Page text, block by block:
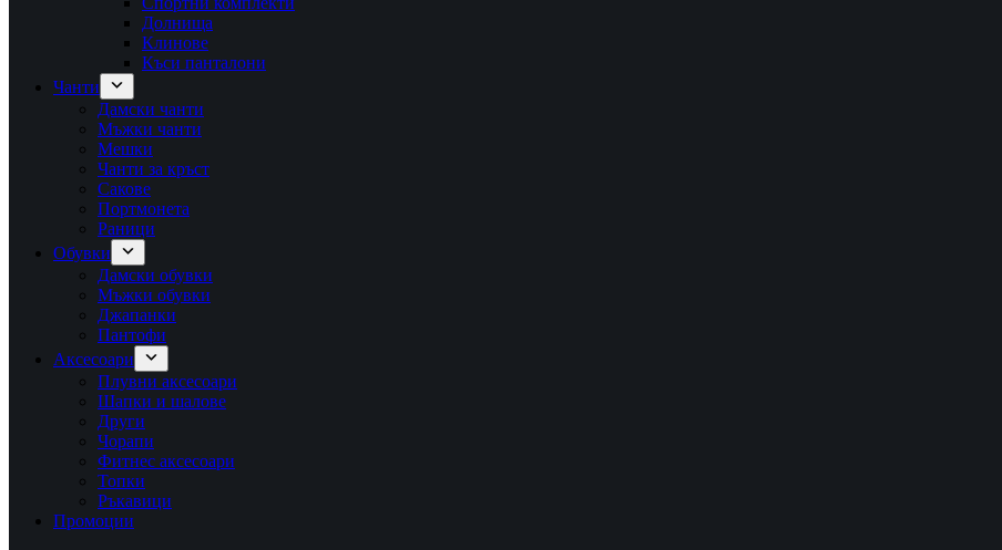
Долнища
Клинове
Къси панталони
Чанти
Дамски чанти
Мъжки чанти
Мешки
Чанти за кръст
Сакове
Портмонета
Раници
Обувки
Дамски обувки
Мъжки обувки
Джапанки
Пантофи
Аксесоари
Плувни аксесоари
Шапки и шалове
Други
Чорапи
Фитнес аксесоари
Топки
Ръкавици
Промоции